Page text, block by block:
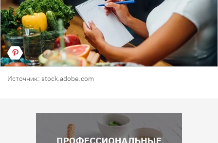
Источник: stock.adobe.com